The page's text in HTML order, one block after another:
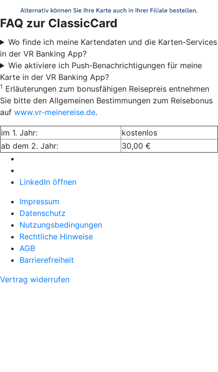
FAQ zur ClassicCard
Wo finde ich meine Kartendaten und die Karten-Services
in der VR Banking App?
Wie aktiviere ich Push-Benachrichtigungen für meine
Karte in der VR Banking App?
1 Erläuterungen zum bonusfähigen Reisepreis entnehmen
Sie bitte den Allgemeinen Bestimmungen zum Reisebonus
auf www.vr-meinereise.de.
im 1. Jahr:
kostenlos
ab dem 2. Jahr:
30,00 €
LinkedIn öffnen
Impressum
Datenschutz
Nutzungsbedingungen
Rechtliche Hinweise
AGB
Barrierefreiheit
Vertrag widerrufen